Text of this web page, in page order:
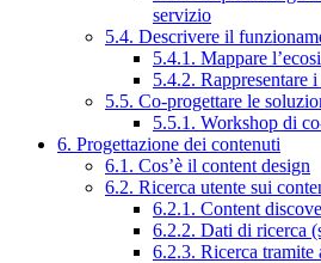
servizio
5.4. Descrivere il
5.4.1. Mappare
5.4.2. Rappresentare
5.5. Co-progettare le
5.5.1. Workshop di
6. Progettazione dei contenuti
6.1. Cos’è il content design
6.2. Ricerca utente sui
6.2.1. Content
6.2.2. Dati di ricerca
6.2.3. Ricerca tramite